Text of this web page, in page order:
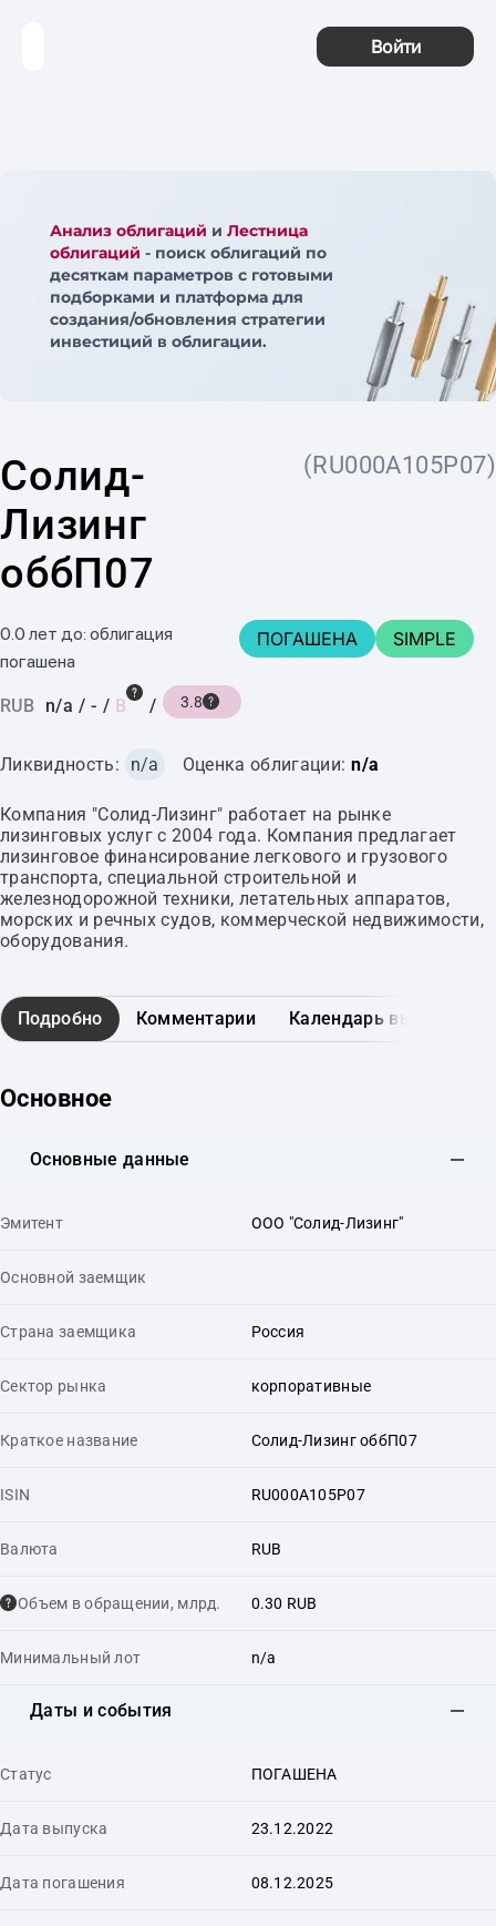
Войти
Анализ облигаций и Лестница
облигаций - поиск облигаций по
десяткам параметров с готовыми
подборками и платформа для
создания/обновления стратегии
инвестиций в облигации.
Солид-
Лизинг
оббП07
(RU000A105P07)
0.0 лет до: облигация
погашена
ПОГАШЕНА SIMPLE
RUB n/a / - / B / 3.8
Ликвидность: n/a Оценка облигации: n/a
Компания "Солид-Лизинг" работает на рынке
лизинговых услуг с 2004 года. Компания предлагает
лизинговое финансирование легкового и грузового
транспорта, специальной строительной и
железнодорожной техники, летательных аппаратов,
морских и речных судов, коммерческой недвижимости,
оборудования.
Подробно Комментарии Календарь выплат
Основное
Основные данные
Эмитент ООО "Солид-Лизинг"
Основной заемщик
Страна заемщика Россия
Сектор рынка корпоративные
Краткое название Солид-Лизинг оббП07
ISIN RU000A105P07
Валюта RUB
Объем в обращении, млрд. 0.30 RUB
Минимальный лот n/a
Даты и события
Статус ПОГАШЕНА
Дата выпуска 23.12.2022
Дата погашения 08.12.2025